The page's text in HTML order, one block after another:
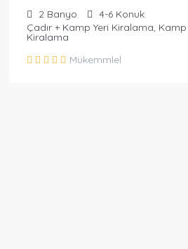
2 Banyo 4-6 Konuk
Çadır + Kamp Yeri Kiralama, Kamp
Kiralama
Mükemmlel